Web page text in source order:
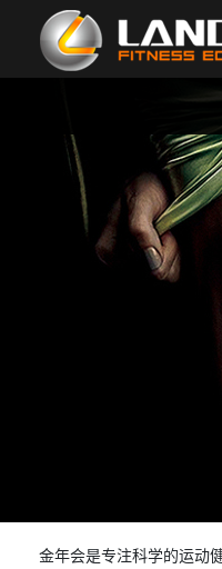
金年会是专注科学的运动